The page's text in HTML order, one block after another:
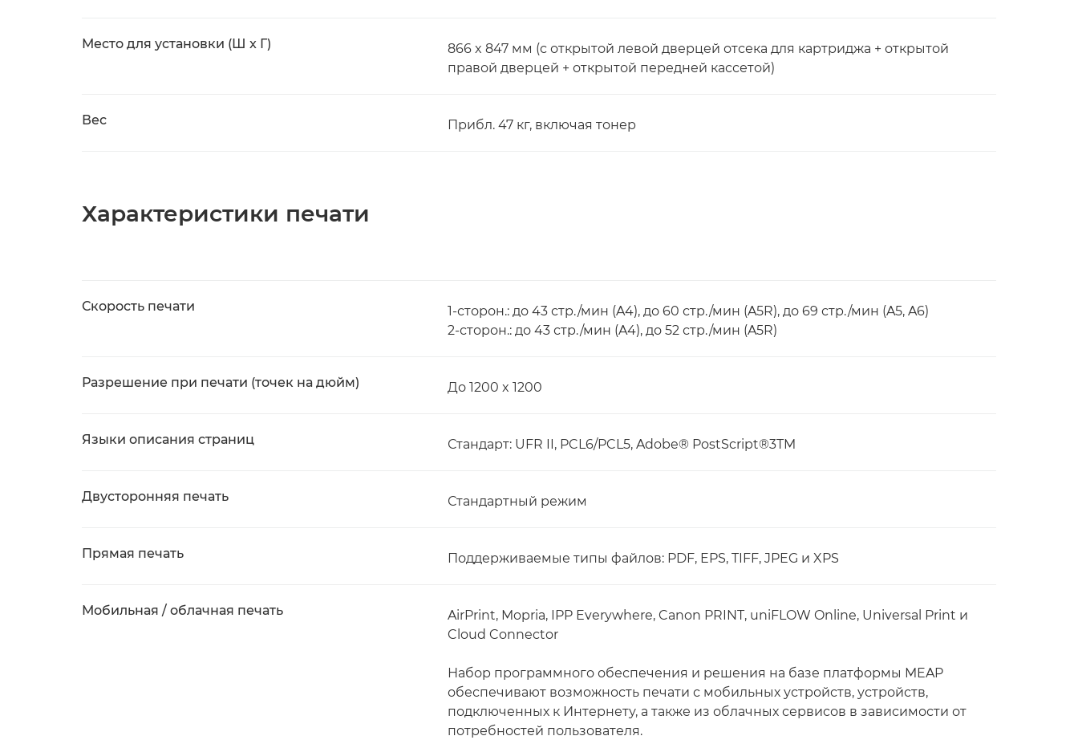
Место для установки (Ш x Г)
866 x 847 мм (с открытой левой дверцей отсека для картриджа + открытой
правой дверцей + открытой передней кассетой)
Вес Прибл. 47 кг, включая тонер
Характеристики печати
Скорость печати
1-сторон.: до 43 стр./мин (A4), до 60 стр./мин (A5R), до 69 стр./мин (A5, A6)
2-сторон.: до 43 стр./мин (A4), до 52 стр./мин (A5R)
Разрешение при печати (точек на дюйм) До 1200 x 1200
Языки описания страниц Стандарт: UFR II, PCL6/PCL5, Adobe® PostScript®3TM
Двусторонняя печать Стандартный режим
Прямая печать Поддерживаемые типы файлов: PDF, EPS, TIFF, JPEG и XPS
Мобильная / облачная печать
AirPrint, Mopria, IPP Everywhere, Canon PRINT, uniFLOW Online, Universal Print и
Cloud Connector
Набор программного обеспечения и решения на базе платформы MEAP
обеспечивают возможность печати с мобильных устройств, устройств,
подключенных к Интернету, а также из облачных сервисов в зависимости от
потребностей пользователя.